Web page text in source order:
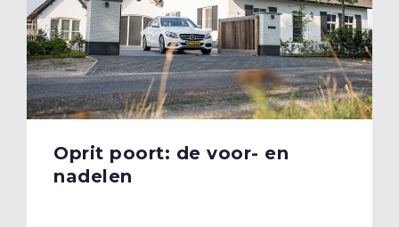
Oprit poort: de voor- en
nadelen